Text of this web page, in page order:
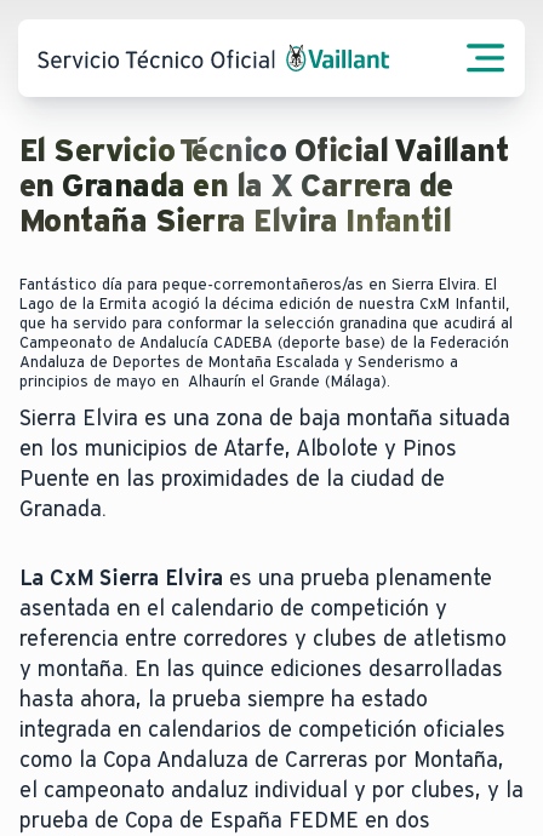
El Servicio Técnico Oficial Vaillant
en Granada en la X Carrera de
Montaña Sierra Elvira Infantil
Fantástico día para peque-corremontañeros/as en Sierra Elvira. El
Lago de la Ermita acogió la décima edición de nuestra CxM Infantil,
que ha servido para conformar la selección granadina que acudirá al
Campeonato de Andalucía CADEBA (deporte base) de la Federación
Andaluza de Deportes de Montaña Escalada y Senderismo a
principios de mayo en Alhaurín el Grande (Málaga).
Sierra Elvira es una zona de baja montaña situada
en los municipios de Atarfe, Albolote y Pinos
Puente en las proximidades de la ciudad de
Granada.
La CxM Sierra Elvira es una prueba plenamente
asentada en el calendario de competición y
referencia entre corredores y clubes de atletismo
y montaña. En las quince ediciones desarrolladas
hasta ahora, la prueba siempre ha estado
integrada en calendarios de competición oficiales
como la Copa Andaluza de Carreras por Montaña,
el campeonato andaluz individual y por clubes, y la
prueba de Copa de España FEDME en dos